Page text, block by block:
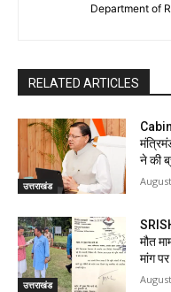
Department of
RELATED ARTICLES
उत्तराखंड
ने की
उत्तराखंड
मौत
मांग